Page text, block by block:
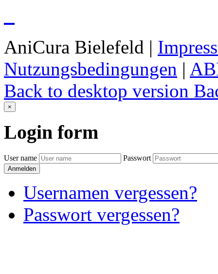
AniCura Bielefeld |
Nutzungsbedingungen |
Back to desktop version
×
Login form
User name Passwort
Anmelden
Usernamen vergessen?
Passwort vergessen?